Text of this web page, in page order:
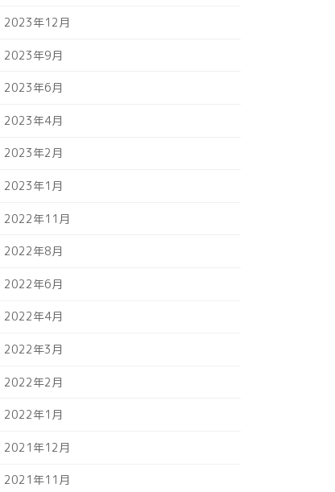
2023年12月
2023年9月
2023年6月
2023年4月
2023年2月
2023年1月
2022年11月
2022年8月
2022年6月
2022年4月
2022年3月
2022年2月
2022年1月
2021年12月
2021年11月